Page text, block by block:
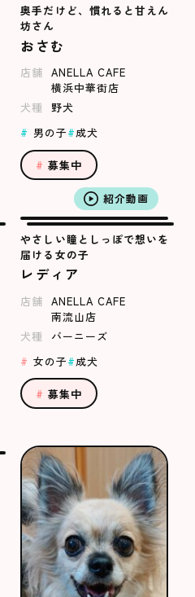
奥手だけど、慣れると甘えん
坊さん
おさむ
店舗 ANELLA CAFE
横浜中華街店
犬種
野犬
男の子
成犬
募集中
紹介動画
やさしい瞳としっぽで想いを
届ける女の子
レディア
店舗 ANELLA CAFE
南流山店
犬種
バーニーズ
女の子
成犬
募集中